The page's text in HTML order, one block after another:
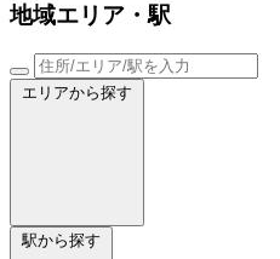
地域エリア・駅
エリアから探す
駅から探す